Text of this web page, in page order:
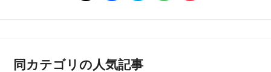
同カテゴリの人気記事